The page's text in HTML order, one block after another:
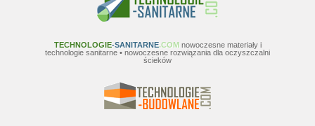
JITSI - OPENSOURCE SIP VOIP CLIENT
Wygodne oprogramowanie SIP VOIP dla
Umowa serwisowa SLA na 1 miesiąc (5 dni w
tygodniu po 8h)
TECHNOLOGIE-SANITARNE.COM nowoczesne materiały i
technologie sanitarne • nowoczesne rozwiązania dla oczyszczalni
ścieków